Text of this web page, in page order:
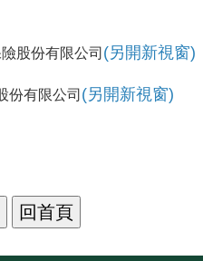
股份有限公司 (另開新視窗)
份有限公司 (另開新視窗)